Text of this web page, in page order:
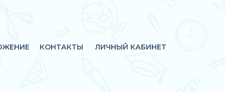
КОНТАКТЫ ЛИЧНЫЙ КАБИНЕТ